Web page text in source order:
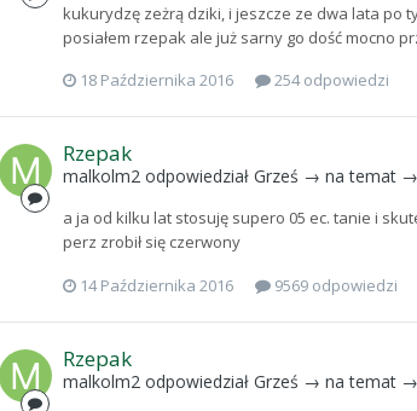
kukurydzę zeżrą dziki, i jeszcze ze dwa lata po
posiałem rzepak ale już sarny go dość mocno
18 Października 2016
254 odpowiedzi
Rzepak
malkolm2 odpowiedział Grześ → na temat →
a ja od kilku lat stosuję supero 05 ec. tanie i
perz zrobił się czerwony
14 Października 2016
9569 odpowiedzi
Rzepak
malkolm2 odpowiedział Grześ → na temat →